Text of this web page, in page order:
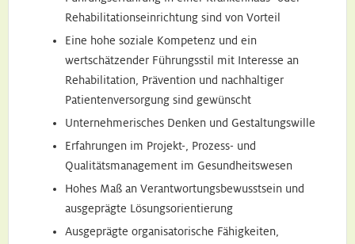
Rehabilitationseinrichtung sind von Vorteil
Eine hohe soziale Kompetenz und ein
wertschätzender Führungsstil mit Interesse an
Rehabilitation, Prävention und nachhaltiger
Patientenversorgung sind gewünscht
Unternehmerisches Denken und Gestaltungswille
Erfahrungen im Projekt-, Prozess- und
Qualitätsmanagement im Gesundheitswesen
Hohes Maß an Verantwortungsbewusstsein und
ausgeprägte Lösungsorientierung
Ausgeprägte organisatorische Fähigkeiten,